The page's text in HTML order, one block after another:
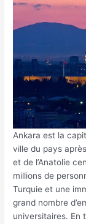
Ankara est la
ville du pays
et de l’Anatolie
millions de
Turquie et une
grand nombre
universitaires. En